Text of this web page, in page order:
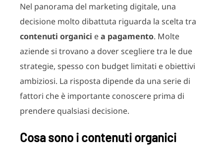
Nel panorama del marketing digitale, una
decisione molto dibattuta riguarda la scelta tra
contenuti organici ea pagamento. Molte
aziende si trovano a dover scegliere tra le due
strategie, spesso con budget limitati e obiettivi
ambiziosi. La risposta dipende da una serie di
fattori che è importante conoscere prima di
prendere qualsiasi decisione.
Cosa sono i contenuti organici